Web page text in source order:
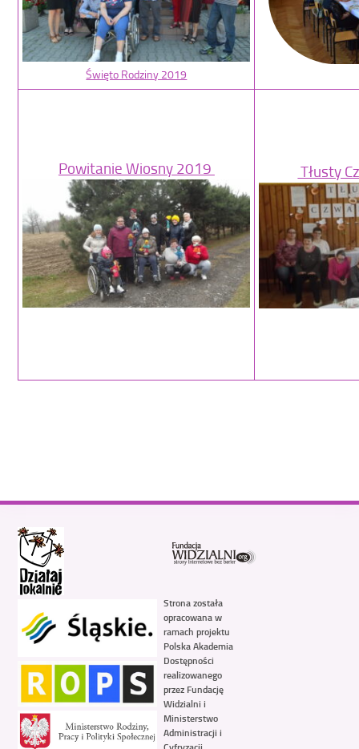
Święto Rodziny 2019
Powitanie Wiosny 2019 Tłusty
Strona została
opracowana w
ramach projektu
Polska Akademia
Dostępności
realizowanego
przez Fundację
Widzialni i
Ministerstwo
Administracji i